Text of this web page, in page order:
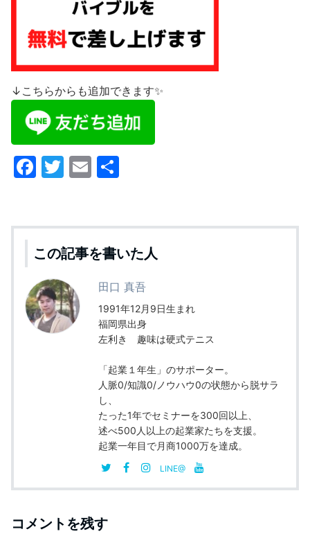
↓こちらからも追加できます✨
F
e
b
o
o
k
T
er
E
l
この記事を書いた人
田口 真吾
1991年12月9日生まれ
福岡県出身
左利き 趣味は硬式テニス
「起業１年生」のサポーター。
人脈0/知識0/ノウハウ0の状態から脱サラ
し、
たった1年でセミナーを300回以上、
述べ500人以上の起業家たちを支援。
起業一年目で月商1000万を達成。
LINE@
コメントを残す